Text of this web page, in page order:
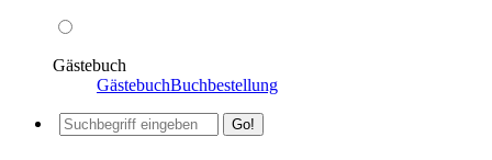
Gästebuch
GästebuchBuchbestellung